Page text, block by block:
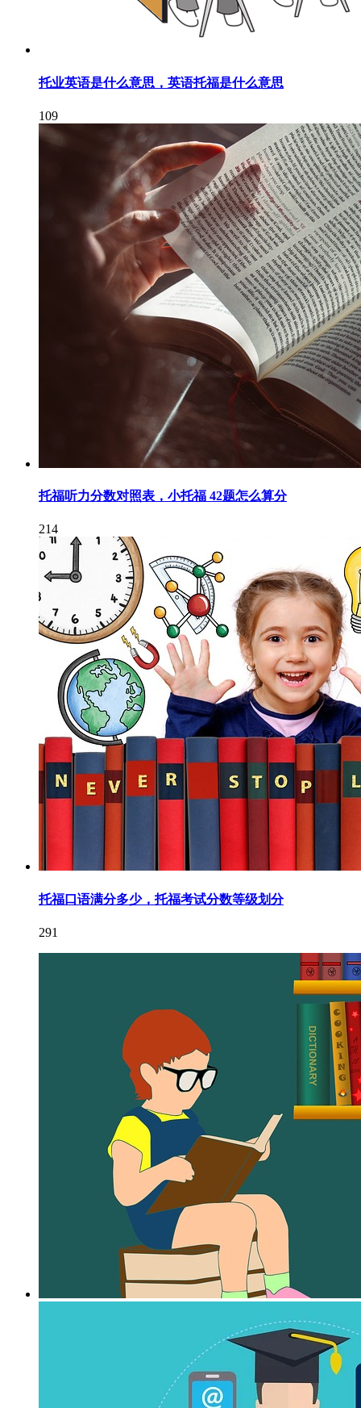
托业英语是什么意思，英语托福是什么意思
109
托福听力分数对照表，小托福 42题怎么算分
214
托福口语满分多少，托福考试分数等级划分
291